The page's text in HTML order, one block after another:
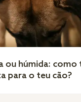
ou húmida: como
para o teu cão?